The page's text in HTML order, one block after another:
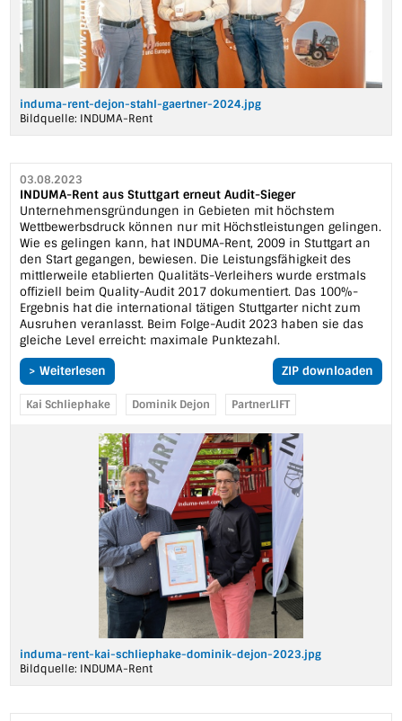
induma-rent-dejon-stahl-gaertner-2024.jpg
Bildquelle: INDUMA-Rent
03.08.2023
INDUMA-Rent aus Stuttgart erneut Audit-Sieger
Unternehmensgründungen in Gebieten mit höchstem
Wettbewerbsdruck können nur mit Höchstleistungen gelingen.
Wie es gelingen kann, hat INDUMA-Rent, 2009 in Stuttgart an
den Start gegangen, bewiesen. Die Leistungsfähigkeit des
mittlerweile etablierten Qualitäts-Verleihers wurde erstmals
offiziell beim Quality-Audit 2017 dokumentiert. Das 100%-
Ergebnis hat die international tätigen Stuttgarter nicht zum
Ausruhen veranlasst. Beim Folge-Audit 2023 haben sie das
gleiche Level erreicht: maximale Punktezahl.
> Weiterlesen
ZIP downloaden
Kai Schliephake Dominik Dejon PartnerLIFT
induma-rent-kai-schliephake-dominik-dejon-2023.jpg
Bildquelle: INDUMA-Rent